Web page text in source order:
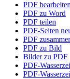
PDF bearbeiten
PDF zu Word
PDF teilen
PDF-Seiten
PDF
PDF zu Bild
Bilder zu PDF
PDF-
PDF-